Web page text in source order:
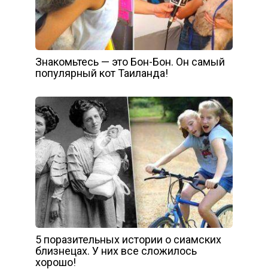
Знакомьтесь — это Бон-Бон. Он самый
популярный кот Таиланда!
5 поразительных истории о сиамских
близнецах. У них все сложилось
хорошо!